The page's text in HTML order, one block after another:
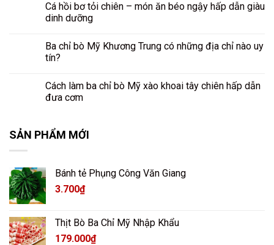
Cá hồi bơ tỏi chiên – món ăn béo ngậy hấp dẫn giàu
dinh dưỡng
Ba chỉ bò Mỹ Khương Trung có những địa chỉ nào uy
tín?
Cách làm ba chỉ bò Mỹ xào khoai tây chiên hấp dẫn
đưa cơm
SẢN PHẨM MỚI
Bánh tẻ Phụng Công Văn Giang
3.700₫
Thịt Bò Ba Chỉ Mỹ Nhập Khẩu
179.000₫